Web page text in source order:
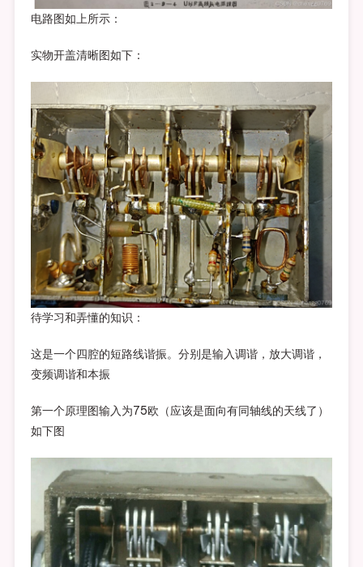
电路图如上所示：
实物开盖清晰图如下：
待学习和弄懂的知识：
这是一个四腔的短路线谐振。分别是输入调谐，放大调谐，
变频调谐和本振
第一个原理图输入为75欧（应该是面向有同轴线的天线了）
如下图